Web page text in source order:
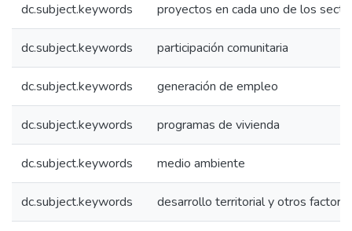
dc.subject.keywords proyectos en cada uno de los
dc.subject.keywords participación comunitaria
dc.subject.keywords generación de empleo
dc.subject.keywords programas de vivienda
dc.subject.keywords medio ambiente
dc.subject.keywords desarrollo territorial y otros